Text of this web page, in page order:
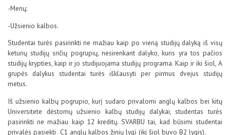
-Menų;
-Užsienio kalbos.
Studentai turės pasirinkti ne mažiau kaip po vieną studijų dalyką iš visų
keturių studijų sričių pogrupių, nesirenkant dalyko, kuris yra tos pačios
studijų krypties, kaip ir jo studijuojama studijų programa. Kaip ir iki šiol, A
grupės dalykus studentai turės išklausyti per pirmus dvejus studijų
metus.
Iš užsienio kalbų pogrupio, kurį sudaro privalomi anglų kalbos bei kitų
Universitete dėstomų užsienio kalbų studijų dalykai, studentas turės
pasirinkti ne mažiau kaip 12 kreditų. SVARBU tai, kad būsimi studentai
privalės pasiekti C1 anglų kalbos žinių lygį (iki šiol buvo B2 lygis).